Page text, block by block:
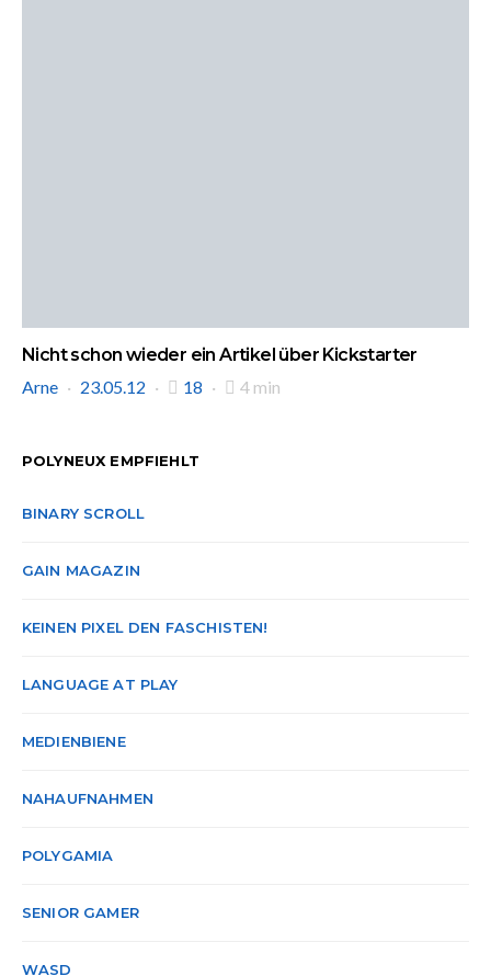
Nicht schon wieder ein Artikel über Kickstarter
Arne
23.05.12 18 4 min
POLYNEUX EMPFIEHLT
BINARY SCROLL
GAIN MAGAZIN
KEINEN PIXEL DEN FASCHISTEN!
LANGUAGE AT PLAY
MEDIENBIENE
NAHAUFNAHMEN
POLYGAMIA
SENIOR GAMER
WASD